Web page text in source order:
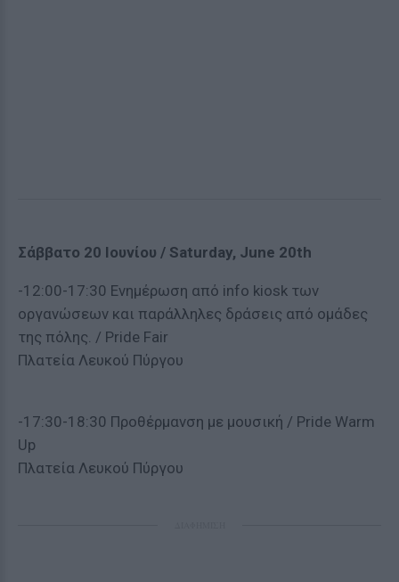
Σάββατο 20 Ιουνίου / Saturday, June 20th
-12:00-17:30 Ενημέρωση από info kiosk των
οργανώσεων και παράλληλες δράσεις από ομάδες
της πόλης. / Pride Fair
Πλατεία Λευκού Πύργου
-17:30-18:30 Προθέρμανση με μουσική / Pride Warm
Up
Πλατεία Λευκού Πύργου